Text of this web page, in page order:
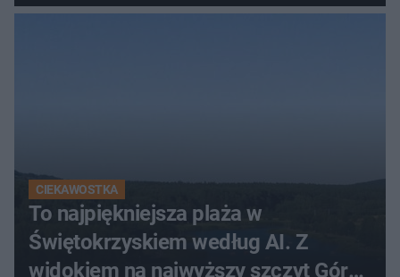
CIEKAWOSTKA
To najpiękniejsza plaża w
Świętokrzyskiem według AI. Z
widokiem na najwyższy szczyt Gór